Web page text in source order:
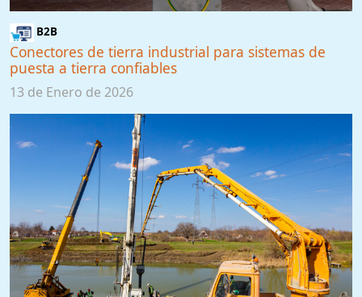
B2B
Conectores de tierra industrial para sistemas de
puesta a tierra confiables
13 de Enero de 2026